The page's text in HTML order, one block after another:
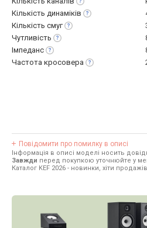
Кількість динаміків
Кількість смуг
Чутливість
Імпеданс
Частота кросовера
Повідомити про помилку в описі
Інформація в описі моделі носить
Завжди перед покупкою уточнюйте у
Каталог KEF 2026 - новинки, хіти